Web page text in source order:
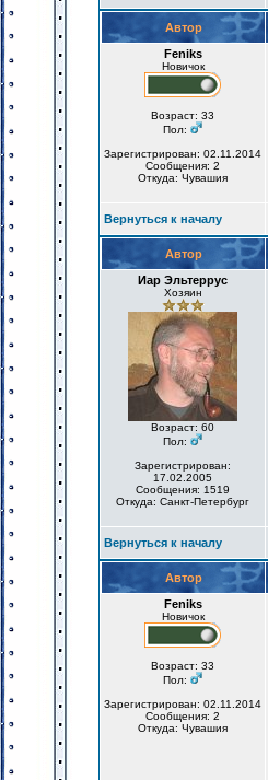
Автор
Feniks
Новичок
Возраст: 33
Пол:
Зарегистрирован: 02.11.2014
Сообщения: 2
Откуда: Чувашия
Вернуться к началу
Автор
Иар Эльтеррус
Хозяин
Возраст: 60
Пол:
Зарегистрирован:
17.02.2005
Сообщения: 1519
Откуда: Санкт-Петербург
Вернуться к началу
Автор
Feniks
Новичок
Возраст: 33
Пол:
Зарегистрирован: 02.11.2014
Сообщения: 2
Откуда: Чувашия